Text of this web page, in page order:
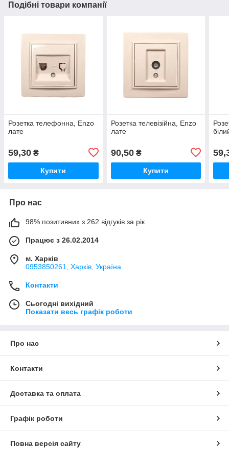
Подібні товари компанії
Розетка телефонна, Enzo
лате
59,30 ₴
Купити
Розетка телевізійна, Enzo
лате
90,50₴
Купити
Про нас
98% позитивних з 262 відгуків за рік
Працює з 26.02.2014
м. Харків
0953850261, Харків, Україна
Контакти
Сьогодні вихідний
Показати весь графік роботи
Про нас
Контакти
Доставка та оплата
Графік роботи
Повна версія сайту